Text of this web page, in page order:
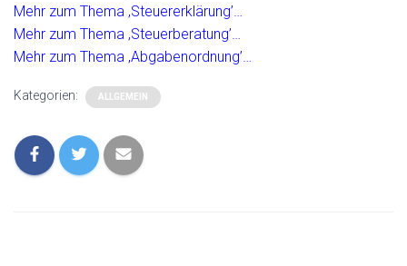
Mehr zum Thema ‚Steuererklärung’…
Mehr zum Thema ‚Steuerberatung’…
Mehr zum Thema ‚Abgabenordnung’…
Kategorien: ALLGEMEIN